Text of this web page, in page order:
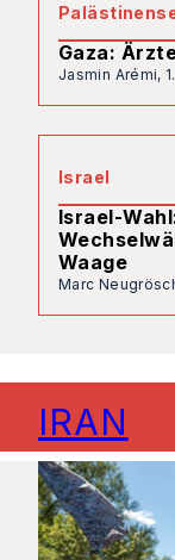
Gaza:
Jasmin Arémi,
Israel
Israel-
Waage
Marc
IRAN